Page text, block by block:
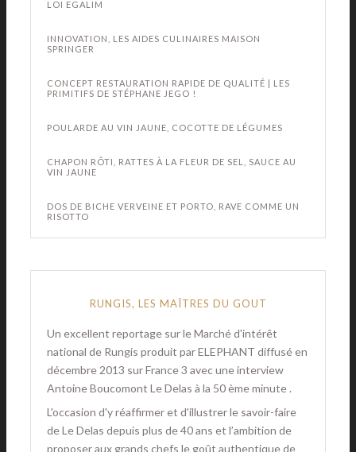
LOI EGALIM
INNOVATION, LES AIDES CULINAIRES MAISON
SPRINGER
CONCEPT RESTAURATION RAPIDE DE QUALITÉ | LES
PRIMITIFS DE STÉPHANE JEGO !
POULARDE AU VIN JAUNE, COCOTTE DE LÉGUMES
CHAPON RÔTI, RATTES À LA FLEUR DE SEL, SAUCE AU
VIN JAUNE
DOS DE BICHE VERVEINE ET PORTO, RAVE COMME UN
RISOTTO
RUNGIS, LES MAÎTRES DU GOUT
Un excellent reportage sur le Marché d'intérêt
national de Rungis produit par ELEPHANT diffusé en
décembre 2013 sur France 3 avec une interview
Antoine Boucomont Le Delas à la 50 ème minute .
L'occasion d'y réaffirmer et d'illustrer le savoir-faire
de Le Delas depuis plus de 40 ans et l’ambition de
proposer aux grands chefs le goût authentique de